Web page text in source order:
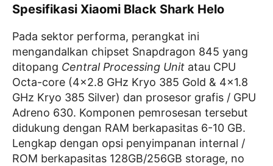
Spesifikasi Xiaomi Black Shark Helo
Pada sektor performa, perangkat ini
mengandalkan chipset Snapdragon 845 yang
ditopang Central Processing Unit atau CPU
Octa-core (4×2.8 GHz Kryo 385 Gold & 4×1.8
GHz Kryo 385 Silver) dan prosesor grafis / GPU
Adreno 630. Komponen pemrosesan tersebut
didukung dengan RAM berkapasitas 6-10 GB.
Lengkap dengan opsi penyimpanan internal /
ROM berkapasitas 128GB/256GB storage, no